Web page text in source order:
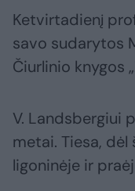
Ketvirtadienį
savo sudarytos
Čiurlinio knygos
V. Landsbergiui
metai. Tiesa,
ligoninėje ir